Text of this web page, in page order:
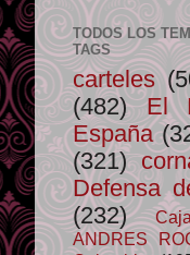
TODOS LOS
TAGS
carteles
(482)
El
España
(321)
Defensa
(232)
ANDRES